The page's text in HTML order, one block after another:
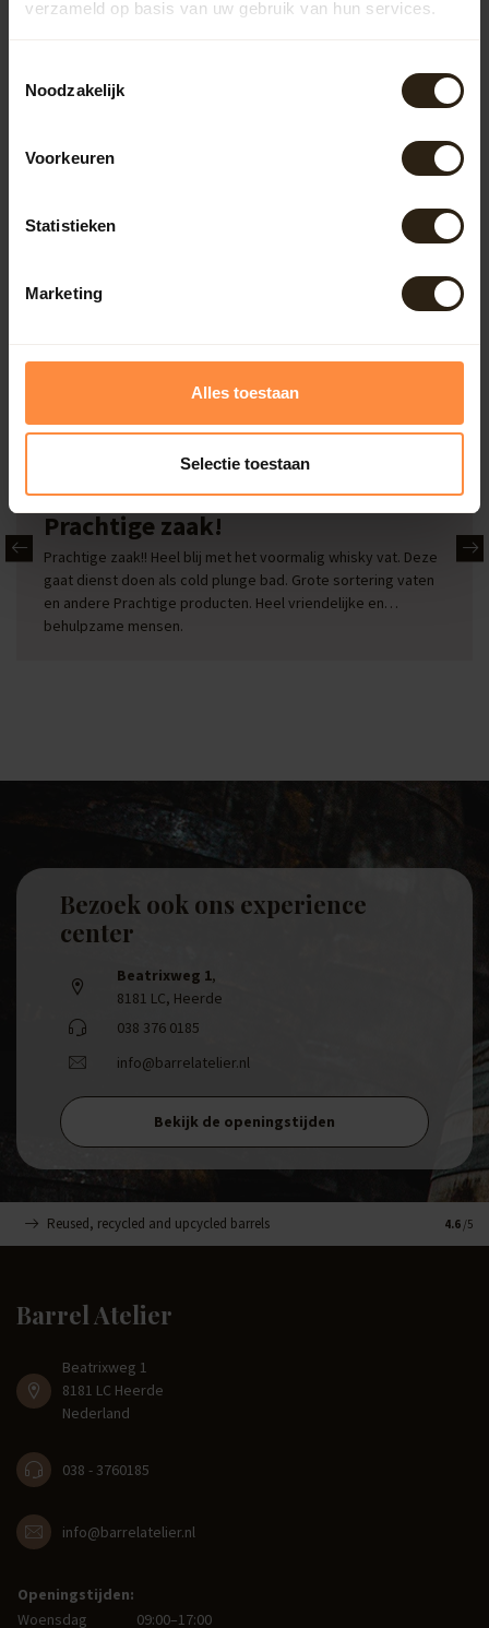
verzameld op basis van uw gebruik van hun services.
Noodzakelijk
Voorkeuren
Statistieken
Marketing
Alles toestaan
Selectie toestaan
Onze reviews
Bekijk alle reviews
Erwin
Prachtige zaak!
Prachtige zaak!! Heel blij met het voormalig whisky vat. Deze
gaat dienst doen als cold plunge bad. Grote sortering vaten
en andere Prachtige producten. Heel vriendelijke en
behulpzame mensen.
Bezoek ook ons experience
center
Beatrixweg 1,
8181 LC, Heerde
038 376 0185
info@barrelatelier.nl
Bekijk de openingstijden
Reused, recycled and upcycled barrels 4.6 /5
Barrel Atelier
Beatrixweg 1
8181 LC Heerde
Nederland
038 - 3760185
info@barrelatelier.nl
Openingstijden:
Woensdag
09:00–17:00